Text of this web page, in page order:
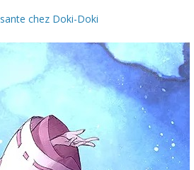
chez Doki-Doki